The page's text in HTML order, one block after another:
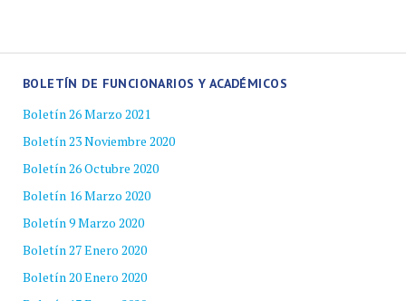
BOLETÍN DE FUNCIONARIOS Y ACADÉMICOS
Boletín 26 Marzo 2021
Boletín 23 Noviembre 2020
Boletín 26 Octubre 2020
Boletín 16 Marzo 2020
Boletín 9 Marzo 2020
Boletín 27 Enero 2020
Boletín 20 Enero 2020